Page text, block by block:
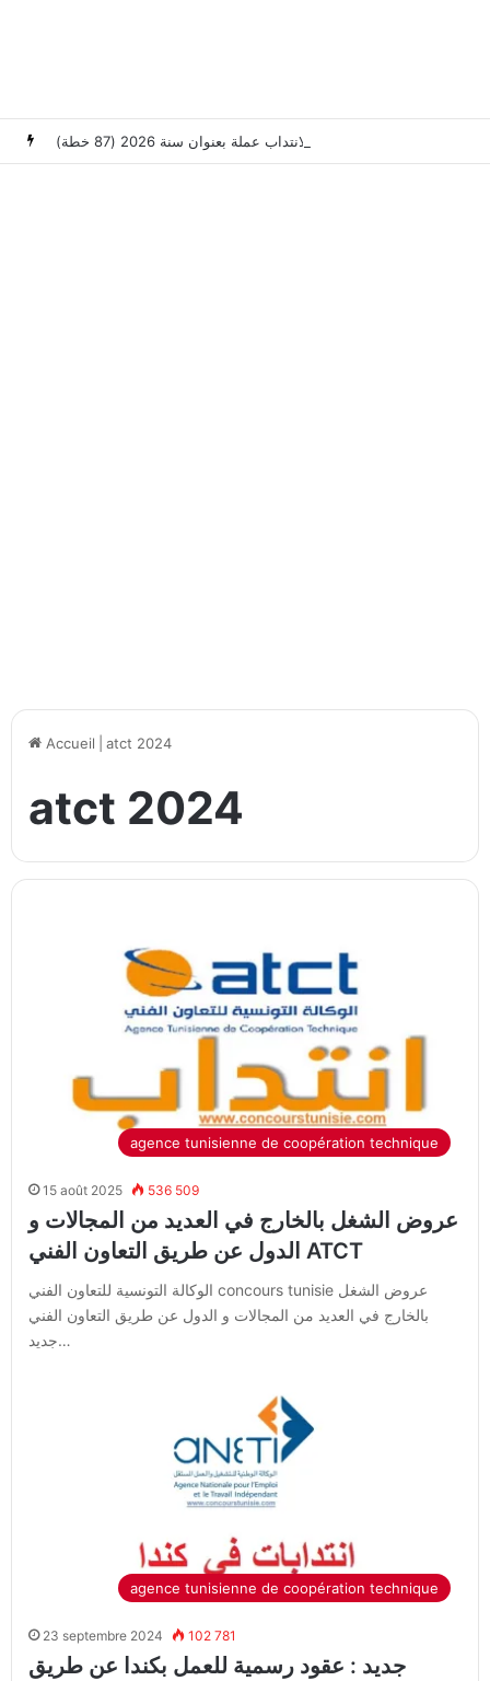
Accueil atct 2024
atct 2024
agence tunisienne de coopération technique
15 août 2025 536 509
عروض الشغل بالخارج في العديد من المجالات و
الدول عن طريق التعاون الفني ATCT
الوكالة التونسية للتعاون الفني concours tunisie عروض الشغل
بالخارج في العديد من المجالات و الدول عن طريق التعاون الفني
جديد…
agence tunisienne de coopération technique
23 septembre 2024 102 781
جديد : عقود رسمية للعمل بكندا عن طريق